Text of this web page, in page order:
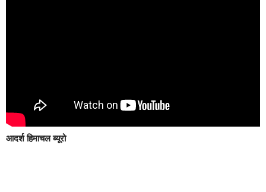
आदर्श हिमाचल ब्यूरो